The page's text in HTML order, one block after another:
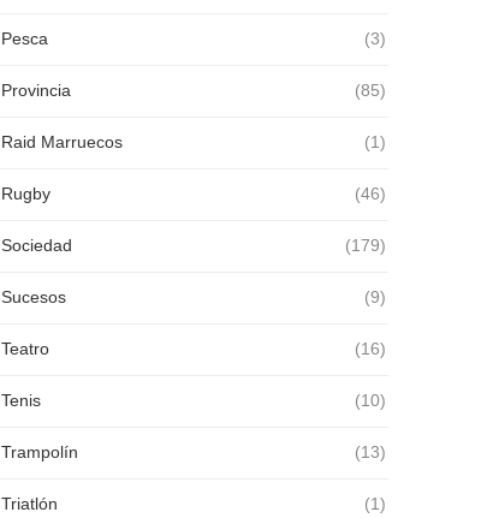
Pesca (3)
Provincia (85)
Raid Marruecos (1)
Rugby (46)
Sociedad (179)
Sucesos (9)
Teatro (16)
Tenis (10)
Trampolín (13)
Triatlón (1)